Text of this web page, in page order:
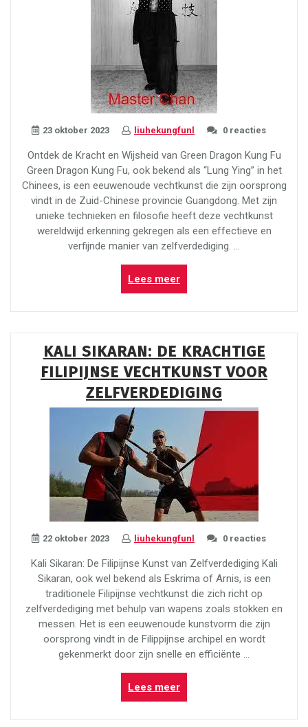
23 oktober 2023 liuhekungfunl 0 reacties
Ontdek de Kracht en Wijsheid van Green Dragon Kung Fu
Green Dragon Kung Fu, ook bekend als “Lung Ying” in het
Chinees, is een eeuwenoude vechtkunst die zijn oorsprong
vindt in de Zuid-Chinese provincie Guangdong. Met zijn
unieke technieken en filosofie heeft deze vechtkunst
wereldwijd erkenning gekregen als een effectieve en
verfijnde manier van zelfverdediging. …
Lees meer“Ontdek
de
Kracht
van
Green
Dragon
Kung
KALI SIKARAN: DE KRACHTIGE
FILIPIJNSE VECHTKUNST VOOR
ZELFVERDEDIGING
22 oktober 2023 liuhekungfunl 0 reacties
Kali Sikaran: De Filipijnse Kunst van Zelfverdediging Kali
Sikaran, ook wel bekend als Eskrima of Arnis, is een
traditionele Filipijnse vechtkunst die zich richt op
zelfverdediging met behulp van wapens zoals stokken en
messen. Het is een eeuwenoude kunstvorm die zijn
oorsprong vindt in de Filippijnse archipel en wordt
gekenmerkt door zijn snelle en efficiënte …
Lees meer“Kali
Sikaran:
De